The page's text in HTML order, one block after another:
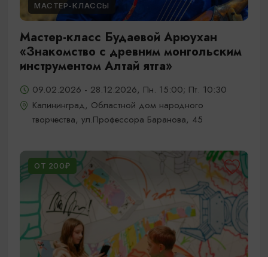
МАСТЕР-КЛАССЫ
Мастер-класс Будаевой Арюухан
«Знакомство с древним монгольским
инструментом Алтай ятга»
09.02.2026 - 28.12.2026, Пн. 15:00; Пт. 10:30
Калининград, Областной дом народного
творчества, ул.Профессора Баранова, 45
ОТ 200₽